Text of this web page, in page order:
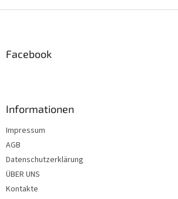
Facebook
Informationen
Impressum
AGB
Datenschutzerklärung
ÜBER UNS
Kontakte